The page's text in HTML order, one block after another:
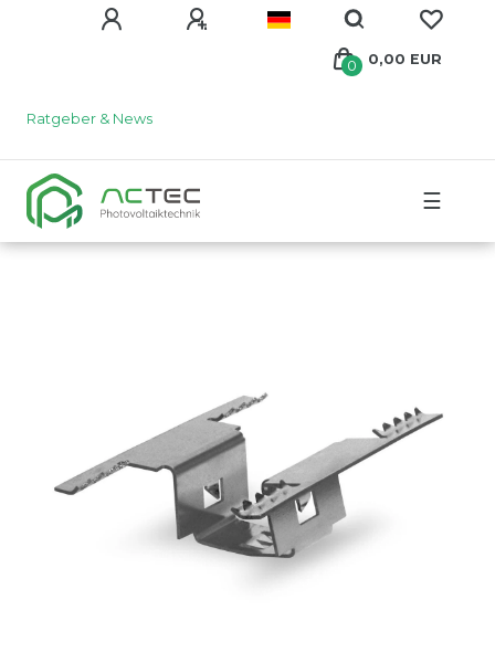
Ratgeber & News
0 0,00 EUR
☰